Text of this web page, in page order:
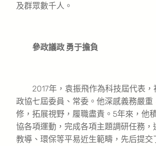
及群眾數千人。
參政議政 勇于擔負
2017年，袁振飛作為科技屆代表，
政協七屆委員、常委。他深感義務嚴重
修，拓展視野，履職盡責。5年來，他
協各項運動，完成各項主題調研任務，
教導、環保等平易近生範疇，先后提交